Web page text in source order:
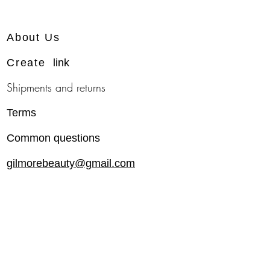
About Us
Create link
Shipments and returns
Terms
Common questions
gilmorebeauty@gmail.com